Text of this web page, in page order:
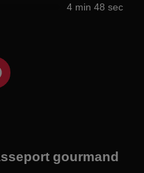
4 min 48 sec
gourmand